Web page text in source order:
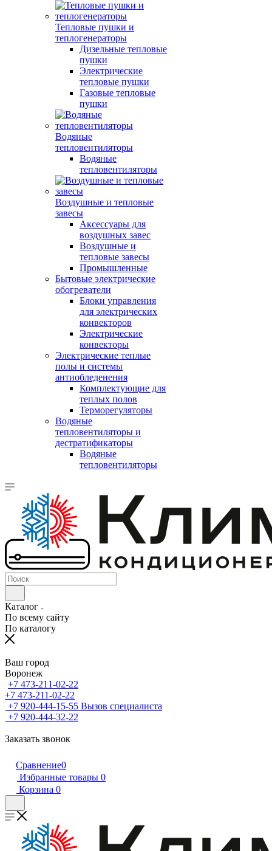
Тепловые пушки и
теплогенераторы
Дизельные тепловые
пушки
Электрические
тепловые пушки
Газовые тепловые
пушки
Водяные
тепловентиляторы
Водяные
тепловентиляторы
Воздушные и тепловые
завесы
Аксессуары для
воздушных завес
Воздушные и
тепловые завесы
Промышленные
Бытовые электрические
обогреватели
Блоки управления
для электрических
конвекторов
Электрические
конвекторы
Электрические теплые
полы и системы
антиобледенения
Комплектующие для
теплых полов
Терморегуляторы
Водяные
тепловентиляторы и
дестратификаторы
Водяные
тепловентиляторы
Каталог
По всему сайту
По каталогу
Ваш город
Воронеж
+7 473-211-02-22
+7 473-211-02-22
+7 920-444-15-55 Вызов специалиста
+7 920-444-32-22
Заказать звонок
Сравнение0
Избранные товары 0
Корзина 0